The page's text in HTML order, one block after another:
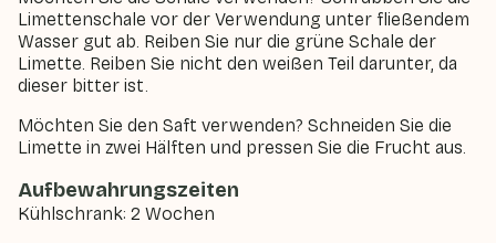
Limettenschale vor der Verwendung unter fließendem
Wasser gut ab. Reiben Sie nur die grüne Schale der
Limette. Reiben Sie nicht den weißen Teil darunter, da
dieser bitter ist.
Möchten Sie den Saft verwenden? Schneiden Sie die
Limette in zwei Hälften und pressen Sie die Frucht aus.
Aufbewahrungszeiten
Kühlschrank: 2 Wochen